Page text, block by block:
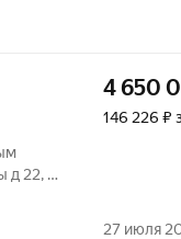
д 22, к.
и
4 650
146 226 ₽
27 июля